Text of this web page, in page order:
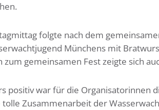
folgte nach dem
Münchens mit
zum gemeinsamen Fest zeigte sich
positiv war für die Organisatorinnen
tolle Zusammenarbeit der